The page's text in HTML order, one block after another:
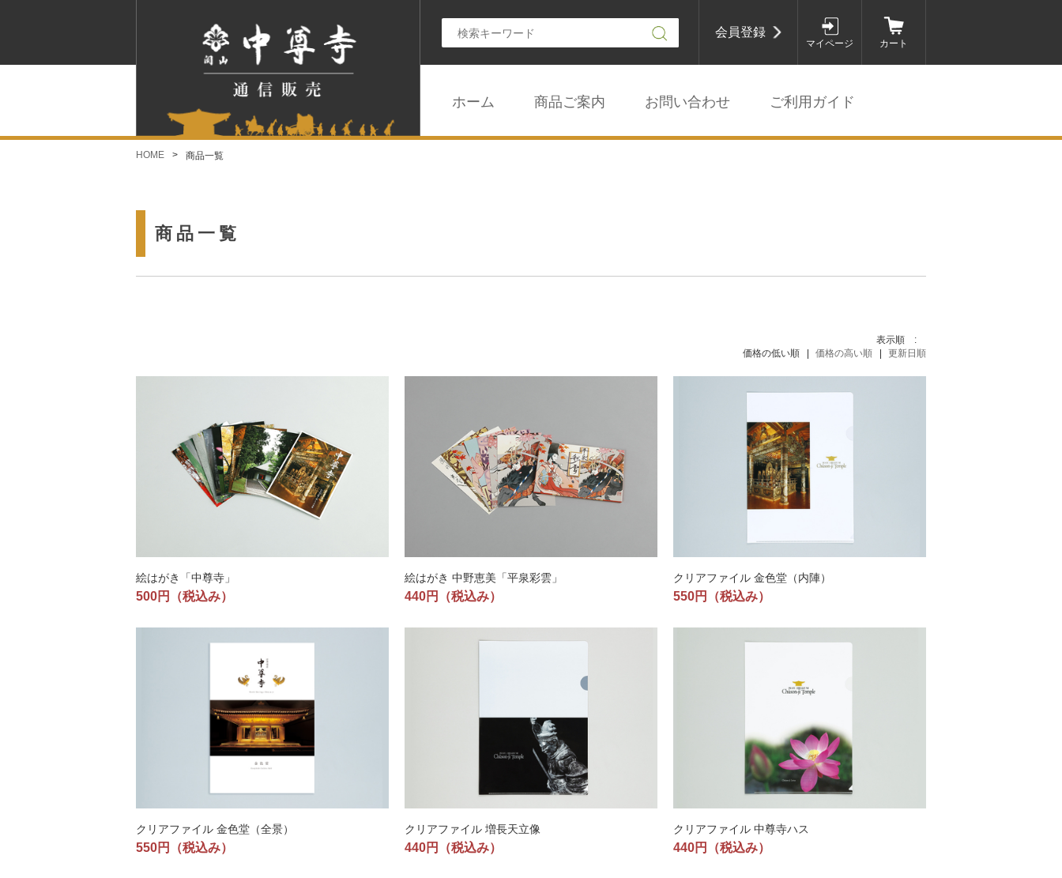
会員登録
マイページ カート
ホーム 商品ご案内 お問い合わせ ご利用ガイド
HOME 商品一覧
商品一覧
表示順 :
価格の低い順
価格の高い順 更新日順
絵はがき「中尊寺」
500円 （税込み）
絵はがき 中野恵美「平泉彩雲」
440円 （税込み）
クリアファイル 金色堂（内陣）
550円 （税込み）
クリアファイル 金色堂（全景）
550円 （税込み）
クリアファイル 増長天立像
440円 （税込み）
クリアファイル 中尊寺ハス
440円 （税込み）